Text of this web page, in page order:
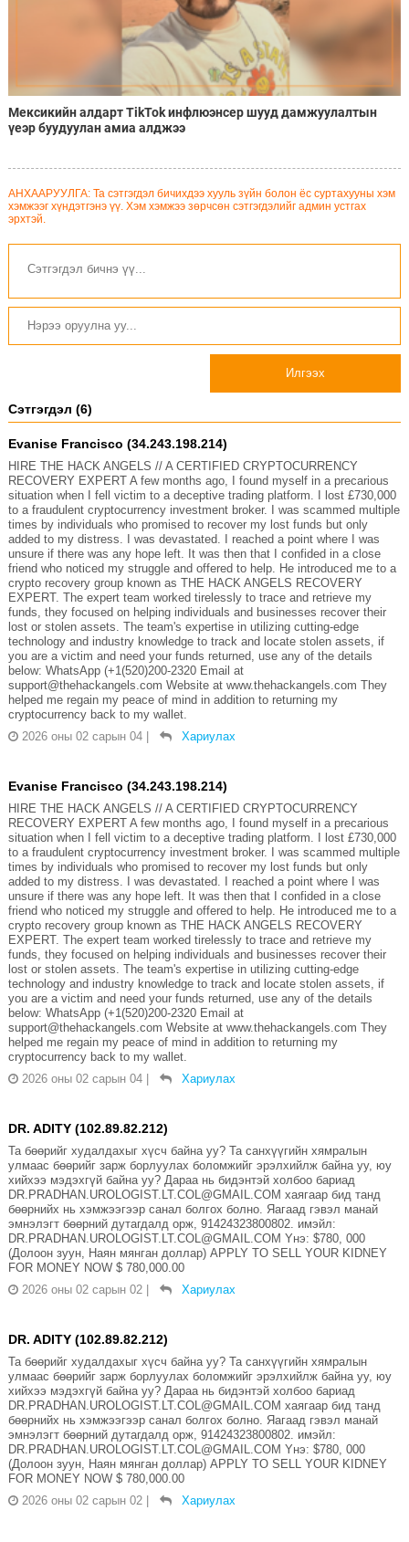
Мексикийн алдарт TikTok инфлюэнсер шууд дамжуулалтын
үеэр буудуулан амиа алджээ
АНХААРУУЛГА: Та сэтгэгдэл бичихдээ хууль зүйн болон ёс суртахууны хэм
хэмжээг хүндэтгэнэ үү. Хэм хэмжээ зөрчсөн сэтгэгдэлийг админ устгах
эрхтэй.
Илгээх
Сэтгэгдэл (6)
Evanise Francisco (34.243.198.214)
HIRE THE HACK ANGELS // A CERTIFIED CRYPTOCURRENCY
RECOVERY EXPERT A few months ago, I found myself in a precarious
situation when I fell victim to a deceptive trading platform. I lost £730,000
to a fraudulent cryptocurrency investment broker. I was scammed multiple
times by individuals who promised to recover my lost funds but only
added to my distress. I was devastated. I reached a point where I was
unsure if there was any hope left. It was then that I confided in a close
friend who noticed my struggle and offered to help. He introduced me to a
crypto recovery group known as THE HACK ANGELS RECOVERY
EXPERT. The expert team worked tirelessly to trace and retrieve my
funds, they focused on helping individuals and businesses recover their
lost or stolen assets. The team's expertise in utilizing cutting-edge
technology and industry knowledge to track and locate stolen assets, if
you are a victim and need your funds returned, use any of the details
below: WhatsApp (+1(520)200-2320 Email at
support@thehackangels.com Website at www.thehackangels.com They
helped me regain my peace of mind in addition to returning my
cryptocurrency back to my wallet.
2026 оны 02 сарын 04
Хариулах
Evanise Francisco (34.243.198.214)
HIRE THE HACK ANGELS // A CERTIFIED CRYPTOCURRENCY
RECOVERY EXPERT A few months ago, I found myself in a precarious
situation when I fell victim to a deceptive trading platform. I lost £730,000
to a fraudulent cryptocurrency investment broker. I was scammed multiple
times by individuals who promised to recover my lost funds but only
added to my distress. I was devastated. I reached a point where I was
unsure if there was any hope left. It was then that I confided in a close
friend who noticed my struggle and offered to help. He introduced me to a
crypto recovery group known as THE HACK ANGELS RECOVERY
EXPERT. The expert team worked tirelessly to trace and retrieve my
funds, they focused on helping individuals and businesses recover their
lost or stolen assets. The team's expertise in utilizing cutting-edge
technology and industry knowledge to track and locate stolen assets, if
you are a victim and need your funds returned, use any of the details
below: WhatsApp (+1(520)200-2320 Email at
support@thehackangels.com Website at www.thehackangels.com They
helped me regain my peace of mind in addition to returning my
cryptocurrency back to my wallet.
2026 оны 02 сарын 04
Хариулах
DR. ADITY (102.89.82.212)
Та бөөрийг худалдахыг хүсч байна уу? Та санхүүгийн хямралын
улмаас бөөрийг зарж борлуулах боломжийг эрэлхийлж байна уу, юу
хийхээ мэдэхгүй байна уу? Дараа нь бидэнтэй холбоо бариад
DR.PRADHAN.UROLOGIST.LT.COL@GMAIL.COM хаягаар бид танд
бөөрнийх нь хэмжээгээр санал болгох болно. Яагаад гэвэл манай
эмнэлэгт бөөрний дутагдалд орж, 91424323800802. имэйл:
DR.PRADHAN.UROLOGIST.LT.COL@GMAIL.COM Yнэ: $780, 000
(Долоон зуун, Наян мянган доллар) APPLY TO SELL YOUR KIDNEY
FOR MONEY NOW $ 780,000.00
2026 оны 02 сарын 02
Хариулах
DR. ADITY (102.89.82.212)
Та бөөрийг худалдахыг хүсч байна уу? Та санхүүгийн хямралын
улмаас бөөрийг зарж борлуулах боломжийг эрэлхийлж байна уу, юу
хийхээ мэдэхгүй байна уу? Дараа нь бидэнтэй холбоо бариад
DR.PRADHAN.UROLOGIST.LT.COL@GMAIL.COM хаягаар бид танд
бөөрнийх нь хэмжээгээр санал болгох болно. Яагаад гэвэл манай
эмнэлэгт бөөрний дутагдалд орж, 91424323800802. имэйл:
DR.PRADHAN.UROLOGIST.LT.COL@GMAIL.COM Yнэ: $780, 000
(Долоон зуун, Наян мянган доллар) APPLY TO SELL YOUR KIDNEY
FOR MONEY NOW $ 780,000.00
2026 оны 02 сарын 02
Хариулах